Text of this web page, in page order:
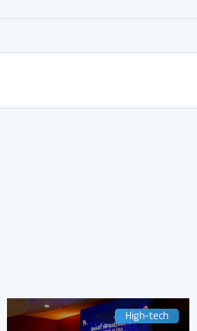
High-tech